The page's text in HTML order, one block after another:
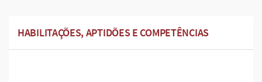
HABILITAÇÕES, APTIDÕES E COMPETÊNCIAS